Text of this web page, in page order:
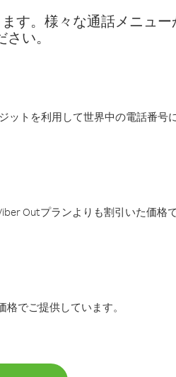
す。様々な通話メニュ
い。
ットを利用して世界中の電話番号
Outプランよりも割引いた価格
でご提供しています。